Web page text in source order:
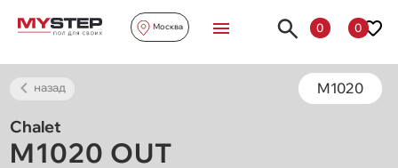
Москва 0 0
назад M1020
Chalet
M1020 OUT